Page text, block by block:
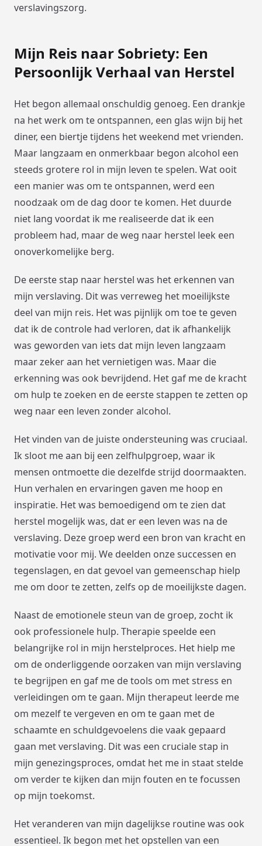
verslavingszorg.
Mijn Reis naar Sobriety: Een
Persoonlijk Verhaal van Herstel
Het begon allemaal onschuldig genoeg. Een drankje
na het werk om te ontspannen, een glas wijn bij het
diner, een biertje tijdens het weekend met vrienden.
Maar langzaam en onmerkbaar begon alcohol een
steeds grotere rol in mijn leven te spelen. Wat ooit
een manier was om te ontspannen, werd een
noodzaak om de dag door te komen. Het duurde
niet lang voordat ik me realiseerde dat ik een
probleem had, maar de weg naar herstel leek een
onoverkomelijke berg.
De eerste stap naar herstel was het erkennen van
mijn verslaving. Dit was verreweg het moeilijkste
deel van mijn reis. Het was pijnlijk om toe te geven
dat ik de controle had verloren, dat ik afhankelijk
was geworden van iets dat mijn leven langzaam
maar zeker aan het vernietigen was. Maar die
erkenning was ook bevrijdend. Het gaf me de kracht
om hulp te zoeken en de eerste stappen te zetten op
weg naar een leven zonder alcohol.
Het vinden van de juiste ondersteuning was cruciaal.
Ik sloot me aan bij een zelfhulpgroep, waar ik
mensen ontmoette die dezelfde strijd doormaakten.
Hun verhalen en ervaringen gaven me hoop en
inspiratie. Het was bemoedigend om te zien dat
herstel mogelijk was, dat er een leven was na de
verslaving. Deze groep werd een bron van kracht en
motivatie voor mij. We deelden onze successen en
tegenslagen, en dat gevoel van gemeenschap hielp
me om door te zetten, zelfs op de moeilijkste dagen.
Naast de emotionele steun van de groep, zocht ik
ook professionele hulp. Therapie speelde een
belangrijke rol in mijn herstelproces. Het hielp me
om de onderliggende oorzaken van mijn verslaving
te begrijpen en gaf me de tools om met stress en
verleidingen om te gaan. Mijn therapeut leerde me
om mezelf te vergeven en om te gaan met de
schaamte en schuldgevoelens die vaak gepaard
gaan met verslaving. Dit was een cruciale stap in
mijn genezingsproces, omdat het me in staat stelde
om verder te kijken dan mijn fouten en te focussen
op mijn toekomst.
Het veranderen van mijn dagelijkse routine was ook
essentieel. Ik begon met het opstellen van een